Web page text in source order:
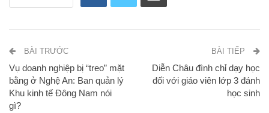
BÀI TRƯỚC
Vụ doanh nghiệp bị “treo” mặt
bằng ở Nghệ An: Ban quản lý
Khu kinh tế Đông Nam nói
gì?
BÀI TIẾP
Diễn Châu đình chỉ dạy học
đối với giáo viên lớp 3 đánh
học sinh